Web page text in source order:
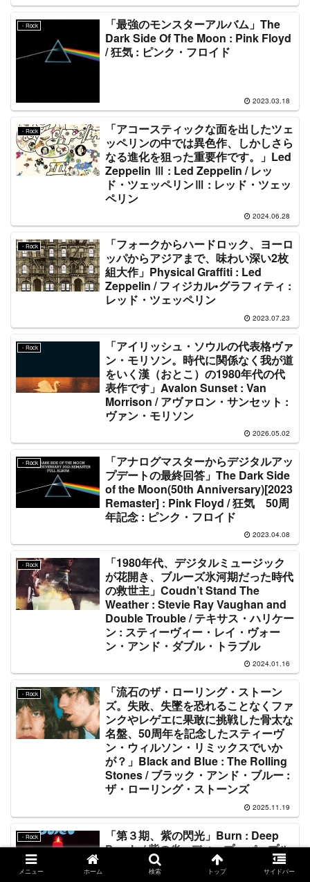
・Rock
「最強のモンスターアルバム」The
Dark Side Of The Moon : Pink Floyd
/ 狂気 : ピンク・フロイド
2023.03.18
・Rock
「アコースティックな面を出したツェ
ッペリンの中では異色作、しかしさら
なる進化を狙った重要作です。」Led
Zeppelin Ⅲ : Led Zeppelin / レッ
ド・ツェッペリンⅢ : レッド・ツェッ
ペリン
2024.06.28
・Rock
「フォークからハードロック、ヨーロ
ッパからアジアまで、味わい深い2枚
組大作」Physical Graffiti : Led
Zeppelin / フィジカル•グラフィティ :
レッド・ツェッペリン
2023.07.23
・Rock
「アイリッシュ・ソウルの代表格ヴァ
ン・モリソン。時代に関係なく我が道
をいく漢（おとこ）の1980年代の代
表作です」Avalon Sunset : Van
Morrison / アヴァロン・サンセット :
ヴァン・モリソン
2026.05.02
・Rock
「アナログマスターからデジタルアッ
プデートの最終回答」The Dark Side
of the Moon(50th Anniversary)[2023
Remaster] : Pink Floyd / 狂気 50周
年記念 : ピンク・フロイド
2023.04.08
・Rock
「1980年代、デジタルミュージック
が花開き、ブルーズ氷河期だった時代
の救世主」Coudn’t Stand The
Weather : Stevie Ray Vaughan and
Double Trouble / テキサス・ハリケー
ン : スティーヴィー・レイ・ヴォー
ン・アンド・ダブル・トラブル
2024.01.16
・Rock
「流石のザ・ローリング・ストーン
ズ。失敗、失墜を恐れることなくファ
ンクやレゲエに果敢に挑戦した骨太な
名盤、50周年を記念したスティーヴ
ン・ウィルソン・リミックスでいか
が？」Black and Blue : The Rolling
Stones / ブラック・アンド・ブルー :
ザ・ローリング・ストーンズ
2025.11.19
・Rock
「第３期、紫の閃光」Burn : Deep
Purple / 紫の炎 : ディープ・パープル
メニュー ホーム 検索 トップ サイドバー